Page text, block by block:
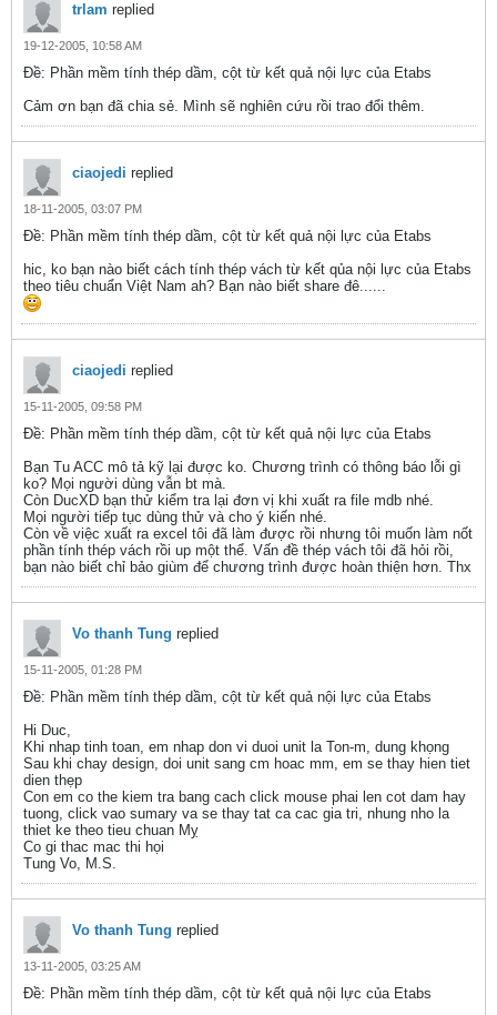
trlam replied
19-12-2005, 10:58 AM
Ðề: Phần mềm tính thép dầm, cột từ kết quả nội lực của Etabs
Cảm ơn bạn đã chia sẻ. Mình sẽ nghiên cứu rồi trao đổi thêm.
ciaojedi replied
18-11-2005, 03:07 PM
Ðề: Phần mềm tính thép dầm, cột từ kết quả nội lực của Etabs
hic, ko bạn nào biết cách tính thép vách từ kết qủa nội lực của Etabs
theo tiêu chuẩn Việt Nam ah? Bạn nào biết share đê......
ciaojedi replied
15-11-2005, 09:58 PM
Ðề: Phần mềm tính thép dầm, cột từ kết quả nội lực của Etabs
Bạn Tu ACC mô tả kỹ lại được ko. Chương trình có thông báo lỗi gì
ko? Mọi người dùng vẫn bt mà.
Còn DucXD bạn thử kiểm tra lại đơn vị khi xuất ra file mdb nhé.
Mọi người tiếp tục dùng thử và cho ý kiến nhé.
Còn về việc xuất ra excel tôi đã làm được rồi nhưng tôi muốn làm nốt
phần tính thép vách rồi up một thể. Vấn đề thép vách tôi đã hỏi rồi,
bạn nào biết chỉ bảo giùm để chương trình được hoàn thiện hơn. Thx
Vo thanh Tung replied
15-11-2005, 01:28 PM
Ðề: Phần mềm tính thép dầm, cột từ kết quả nội lực của Etabs
Hi Duc,
Khi nhap tinh toan, em nhap don vi duoi unit la Ton-m, dung khọng
Sau khi chay design, doi unit sang cm hoac mm, em se thay hien tiet
dien thẹp
Con em co the kiem tra bang cach click mouse phai len cot dam hay
tuong, click vao sumary va se thay tat ca cac gia tri, nhung nho la
thiet ke theo tieu chuan Mỵ
Co gi thac mac thi họi
Tung Vo, M.S.
Vo thanh Tung replied
13-11-2005, 03:25 AM
Ðề: Phần mềm tính thép dầm, cột từ kết quả nội lực của Etabs